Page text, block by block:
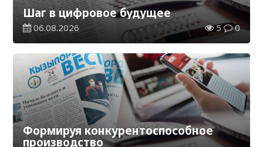
Шаг в цифровое будущее
06.08.2026 5 0
Формируя конкурентоспособное
производство